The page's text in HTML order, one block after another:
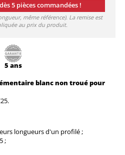
5 pièces commandées !
même référence). La remise est
au prix du produit.
5 ans
blanc non troué pour
longueurs d'un profilé ;
;